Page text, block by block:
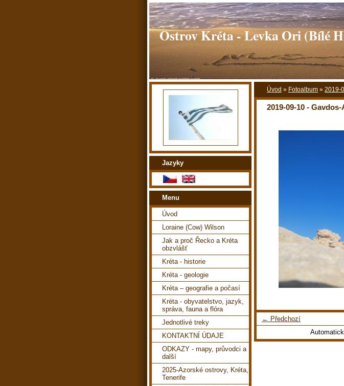
Ostrov Kréta - Levka Ori (Bílé
Úvod » Fotoalbum » 2019-
2019-09-10 -
← Předchozí
Jazyky
Menu
Úvod
Loraine (Cow) Wilson
Jak a proč Řecko a Kréta
obzvlášť
Kréta - historie
Kréta - geologie
Kréta – geografie a počasí
Kréta - obyvatelstvo, jazyk,
správa, fauna a flóra
Jednotlivé treky
KONTAKTNÍ ÚDAJE
ODKAZY - mapy, průvodci a
další
2025-Azorské ostrovy, Kréta,
Tenerife